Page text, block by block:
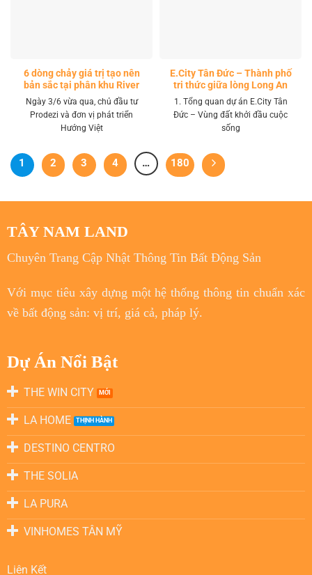
6 dòng chảy giá trị tạo nên
bản sắc tại phân khu River
Park LA Home
Ngày 3/6 vừa qua, chủ đầu tư
Prodezi và đơn vị phát triển
Hướng Việt
E.City Tân Đức – Thành phố
tri thức giữa lòng Long An
1. Tổng quan dự án E.City Tân
Đức – Vùng đất khởi đầu cuộc
sống
1 2 3 4 … 180
TÂY NAM LAND
Chuyên Trang Cập Nhật Thông Tin Bất Động Sản
Với mục tiêuxây dựng một hệ thống thông tin chuẩn xác
về bất động sản: vị trí, giá cả, pháp lý.
Dự Án Nổi Bật
THE WIN CITY
LA HOME
DESTINO CENTRO
THE SOLIA
LA PURA
VINHOMES TÂN MỸ
Liên Kết